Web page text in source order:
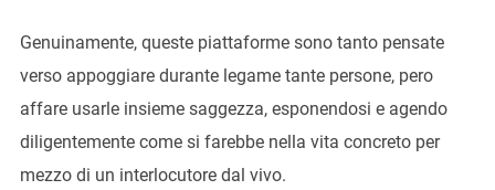
Genuinamente, queste piattaforme sono tanto pensate
verso appoggiare durante legame tante persone, pero
affare usarle insieme saggezza, esponendosi e agendo
diligentemente come si farebbe nella vita concreto per
mezzo di un interlocutore dal vivo.